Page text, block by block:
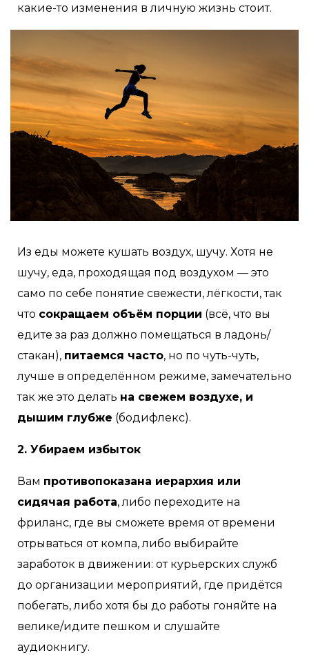
какие-то изменения в личную жизнь стоит.
Из еды можете кушать воздух, шучу. Хотя не
шучу, еда, проходящая под воздухом — это
само по себе понятие свежести, лёгкости, так
что сокращаем объём порции (всё, что вы
едите за раз должно помещаться в ладонь/
стакан), питаемся часто, но по чуть-чуть,
лучше в определённом режиме, замечательно
так же это делать на свежем воздухе, и
дышим глубже (бодифлекс).
2. Убираем избыток
Вам противопоказана иерархия или
сидячая работа, либо переходите на
фриланс, где вы сможете время от времени
отрываться от компа, либо выбирайте
заработок в движении: от курьерских служб
до организации мероприятий, где придётся
побегать, либо хотя бы до работы гоняйте на
велике/идите пешком и слушайте
аудиокнигу.